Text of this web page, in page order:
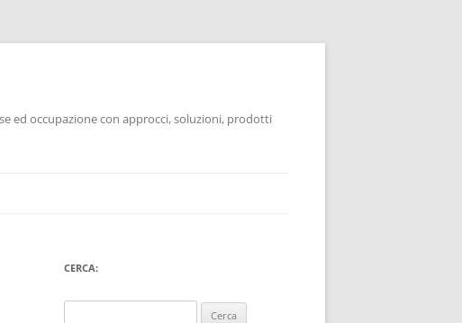
ed occupazione con approcci, soluzioni, prodotti
CERCA: